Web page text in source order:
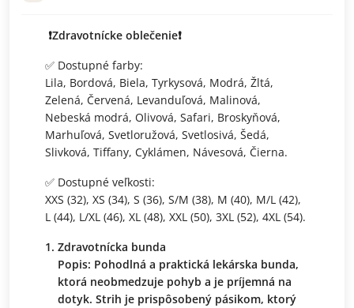
❗️Zdravotnícke oblečenie❗️
✅ Dostupné farby:
Lila, Bordová, Biela, Tyrkysová, Modrá, Žltá,
Zelená, Červená, Levanduľová, Malinová,
Nebeská modrá, Olivová, Safari, Broskyňová,
Marhuľová, Svetloružová, Svetlosivá, Šedá,
Slivková, Tiffany, Cyklámen, Návesová, Čierna.
✅ Dostupné veľkosti:
XXS (32), XS (34), S (36), S/M (38), M (40), M/L (42),
L (44), L/XL (46), XL (48), XXL (50), 3XL (52), 4XL (54).
Zdravotnícka bunda
Popis: Pohodlná a praktická lekárska bunda,
ktorá neobmedzuje pohyb a je príjemná na
dotyk. Strih je prispôsobený pásikom, ktorý